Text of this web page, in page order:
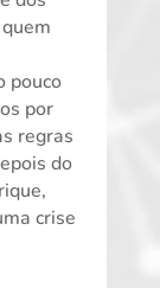
pouco
por
regras
do
crise